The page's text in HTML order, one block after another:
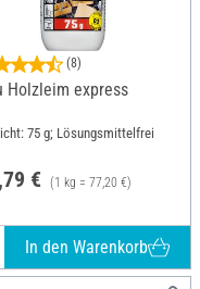
(8)
Holzleim express
75 g; Lösungsmittelfrei
€ (1 kg = 77,20 €)
In den Warenkorb